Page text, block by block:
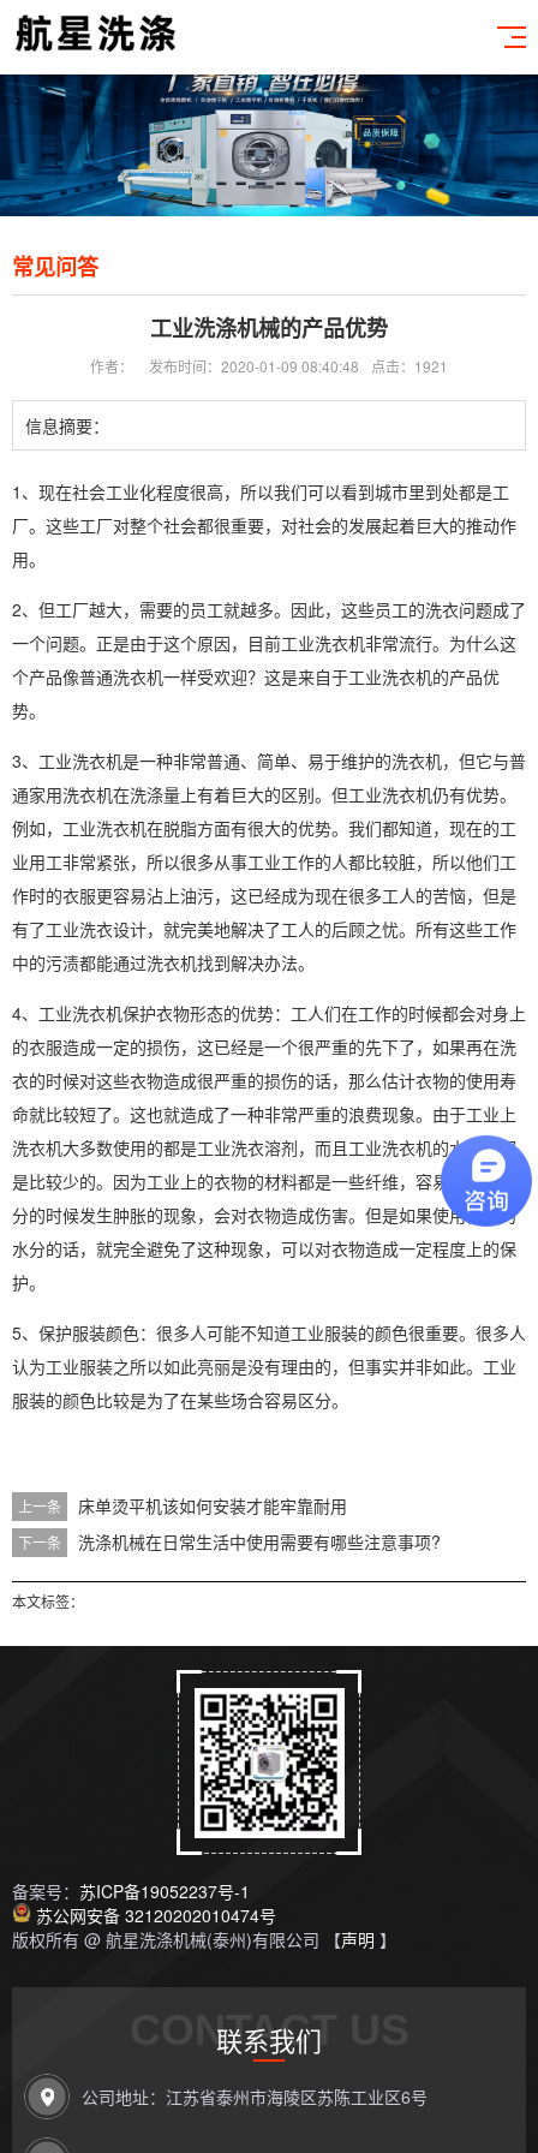
常见问答
工业洗涤机械的产品优势
作者： 发布时间：2020-01-09 08:40:48 点击：1921
信息摘要：
1、现在社会工业化程度很高，所以我们可以看到城市里到处都是工
厂。这些工厂对整个社会都很重要，对社会的发展起着巨大的推动作
用。
2、但工厂越大，需要的员工就越多。因此，这些员工的洗衣问题成了
一个问题。正是由于这个原因，目前工业洗衣机非常流行。为什么这
个产品像普通洗衣机一样受欢迎？这是来自于工业洗衣机的产品优
势。
3、工业洗衣机是一种非常普通、简单、易于维护的洗衣机，但它与普
通家用洗衣机在洗涤量上有着巨大的区别。但工业洗衣机仍有优势。
例如，工业洗衣机在脱脂方面有很大的优势。我们都知道，现在的工
业用工非常紧张，所以很多从事工业工作的人都比较脏，所以他们工
作时的衣服更容易沾上油污，这已经成为现在很多工人的苦恼，但是
有了工业洗衣设计，就完美地解决了工人的后顾之忧。所有这些工作
中的污渍都能通过洗衣机找到解决办法。
4、工业洗衣机保护衣物形态的优势：工人们在工作的时候都会对身上
的衣服造成一定的损伤，这已经是一个很严重的先下了，如果再在洗
衣的时候对这些衣物造成很严重的损伤的话，那么估计衣物的使用寿
命就比较短了。这也就造成了一种非常严重的浪费现象。由于工业上
洗衣机大多数使用的都是工业洗衣溶剂，而且工业洗衣机的水分是都
是比较少的。因为工业上的衣物的材料都是一些纤维，容易在接触水
分的时候发生肿胀的现象，会对衣物造成伤害。但是如果使用很少的
水分的话，就完全避免了这种现象，可以对衣物造成一定程度上的保
护。
5、保护服装颜色：很多人可能不知道工业服装的颜色很重要。很多人
认为工业服装之所以如此亮丽是没有理由的，但事实并非如此。工业
服装的颜色比较是为了在某些场合容易区分。
上一条 床单烫平机该如何安装才能牢靠耐用
下一条 洗涤机械在日常生活中使用需要有哪些注意事项?
本文标签：
备案号： 苏ICP备19052237号-1
苏公网安备 32120202010474号
版权所有 @ 航星洗涤机械(泰州)有限公司 【声明 】
CONTACT US
联系我们
公司地址：江苏省泰州市海陵区苏陈工业区6号